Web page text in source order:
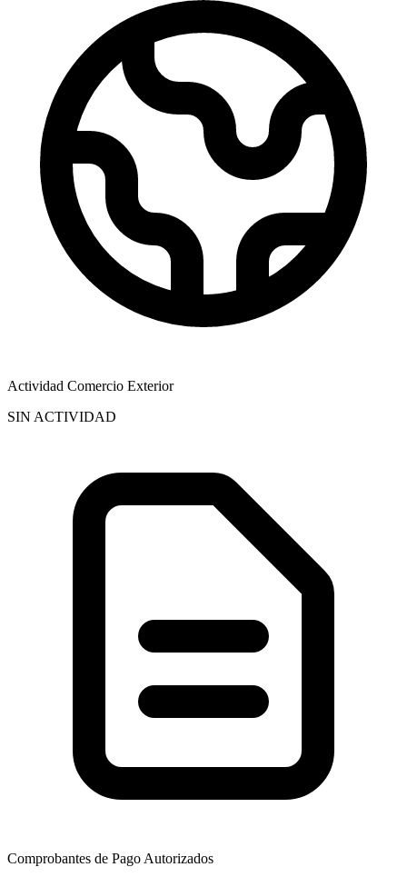
Actividad Comercio Exterior
SIN ACTIVIDAD
Comprobantes de Pago Autorizados